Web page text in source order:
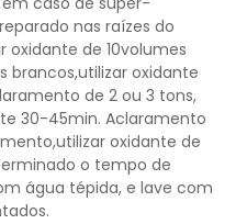
nas raízes do
de 10volumes
brancos,utilizar oxidante
de 2 ou 3 tons,
30-45min. Aclaramento
oxidante de
o tempo de
água tépida, e lave com